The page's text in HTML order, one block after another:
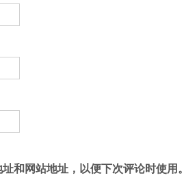
和网站地址，以便下次评论时使用。